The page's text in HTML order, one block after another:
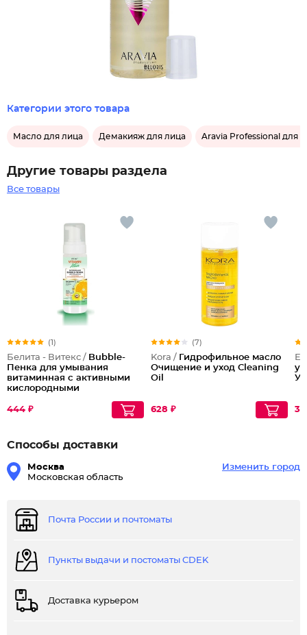
Категории этого товара
Масло для лица Демакияж для лица Aravia Professional для
Другие товары раздела
Все товары
(1)
Белита - Витекс / Bubble-
Пенка для умывания
витаминная с активными
кислородными
444 ₽
(7)
Kora / Гидрофильное масло
Очищение и уход Cleaning
Oil
628 ₽
Способы доставки
Москва
Московская область
Изменить город
Почта России и почтоматы
Пункты выдачи и постоматы CDEK
Доставка курьером